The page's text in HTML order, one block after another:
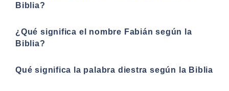
Biblia?
¿Qué significa el nombre Fabián según la
Biblia?
Qué significa la palabra diestra según la Biblia